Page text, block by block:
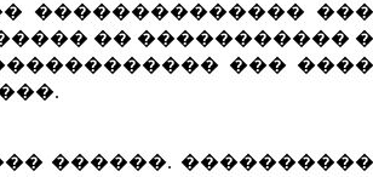
��������������
�� �����������
���
������.